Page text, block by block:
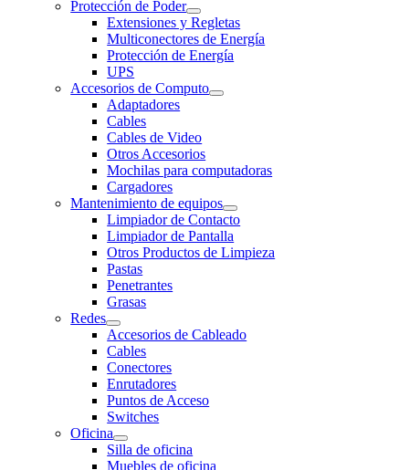
Protección de Poder
Extensiones y Regletas
Multiconectores de Energía
Protección de Energía
UPS
Accesorios de Computo
Adaptadores
Cables
Cables de Video
Otros Accesorios
Mochilas para computadoras
Cargadores
Mantenimiento de equipos
Limpiador de Contacto
Limpiador de Pantalla
Otros Productos de Limpieza
Pastas
Penetrantes
Grasas
Redes
Accesorios de Cableado
Cables
Conectores
Enrutadores
Puntos de Acceso
Switches
Oficina
Silla de oficina
Muebles de oficina